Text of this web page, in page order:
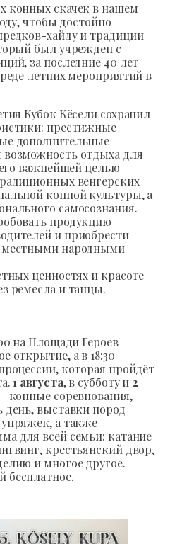
конных скачек в нашем
чтобы достойно
хайду и традиции
был учрежден с
за последние 40 лет
летних мероприятий в
Кубок Кёсели сохранил
престижные
дополнительные
отдыха для
важнейшей целью
венгерских
конной культуры, а
самосознания.
продукцию
и приобрести
местными народными
ценностях и красоте
ремесла и танцы.
на Площади Героев
открытие, а в 18:30
которая пройдёт
1 августа, в субботу и 2
конные соревнования,
день, выставки пород
а также
для всей семьи: катание
крестьянский двор,
и многое другое.
бесплатное.